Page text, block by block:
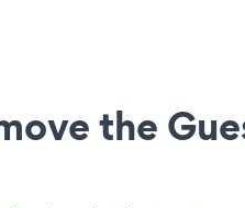
the